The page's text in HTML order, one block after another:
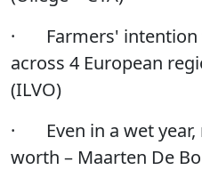
· Farmers'
across 4 European
(ILVO)
· Even in a wet
worth – Maarten De